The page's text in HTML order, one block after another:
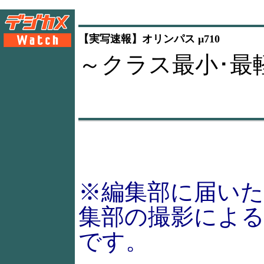
【実写速報】オリンパス μ710
～クラス最小･
※編集部に届い
集部の撮影によ
です。